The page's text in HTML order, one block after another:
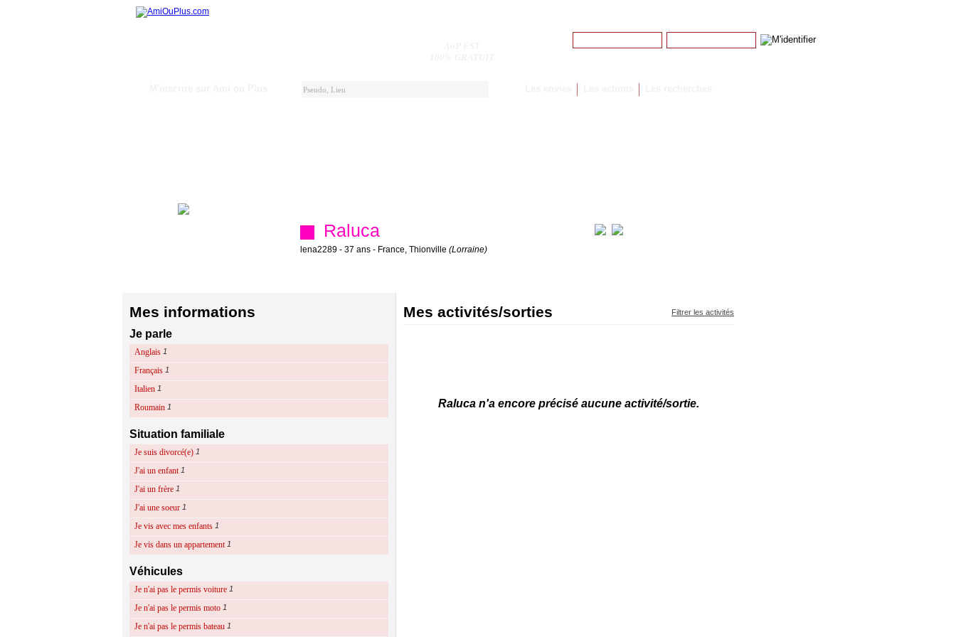
Raluca
lena2289 - 37 ans - France, Thionville (Lorraine)
Mes informations
Je parle
Anglais 1
Français 1
Italien 1
Roumain 1
Situation familiale
Je suis divorcé(e) 1
J'ai un enfant 1
J'ai un frère 1
J'ai une soeur 1
Je vis avec mes enfants 1
Je vis dans un appartement 1
Véhicules
Je n'ai pas le permis voiture 1
Je n'ai pas le permis moto 1
Je n'ai pas le permis bateau 1
Mes activités/sorties Filtrer les activités
Raluca n'a encore précisé aucune activité/sortie.